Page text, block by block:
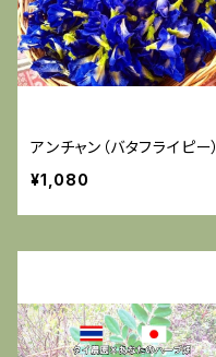
アンチャン（バタフライピー）
¥1,080